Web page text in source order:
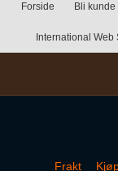
Forside Bli kunde
International Web
Frakt